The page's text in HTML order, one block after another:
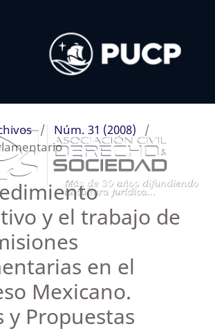
/ Núm. 31 (2008)
/
y el trabajo de
en el
Mexicano.
y Propuestas